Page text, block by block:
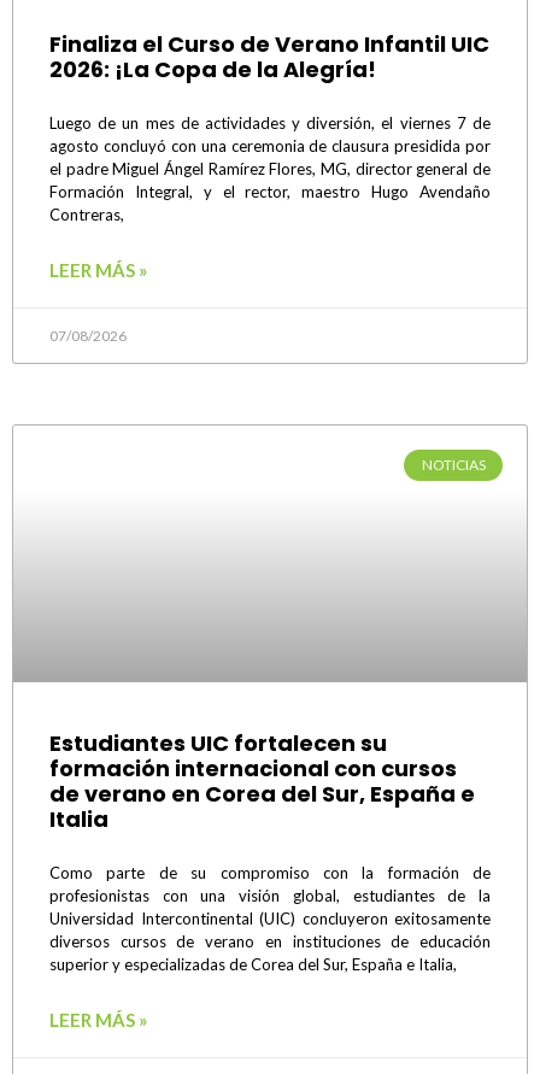
Finaliza el Curso de Verano Infantil UIC
2026: ¡La Copa de la Alegría!
Luego de un mes de actividades y diversión, el viernes 7 de
agosto concluyó con una ceremonia de clausura presidida por
el padre Miguel Ángel Ramírez Flores, MG, director general de
Formación Integral, y el rector, maestro Hugo Avendaño
Contreras,
LEER MÁS »
07/08/2026
NOTICIAS
Estudiantes UIC fortalecen su
formación internacional con cursos
de verano en Corea del Sur, España e
Italia
Como parte de su compromiso con la formación de
profesionistas con una visión global, estudiantes de la
Universidad Intercontinental (UIC) concluyeron exitosamente
diversos cursos de verano en instituciones de educación
superior y especializadas de Corea del Sur, España e Italia,
LEER MÁS »